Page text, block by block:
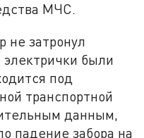
МЧС.
не затронул
были
под
транспортной
данным,
падение забора на